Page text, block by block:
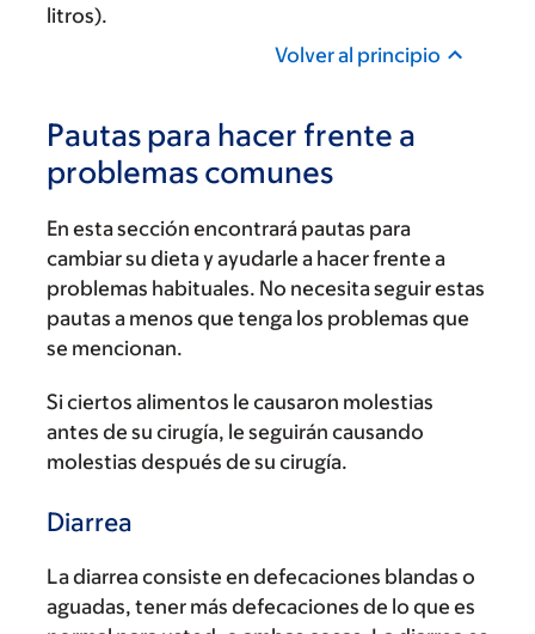
litros).
Volver al principio
Pautas para hacer frente a
problemas comunes
En esta sección encontrará pautas para
cambiar su dieta y ayudarle a hacer frente a
problemas habituales. No necesita seguir estas
pautas a menos que tenga los problemas que
se mencionan.
Si ciertos alimentos le causaron molestias
antes de su cirugía, le seguirán causando
molestias después de su cirugía.
Diarrea
La diarrea consiste en defecaciones blandas o
aguadas, tener más defecaciones de lo que es